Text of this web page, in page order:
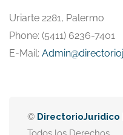
Uriarte 2281, Palermo
Phone: (5411) 6236-7401
E-Mail:
© DirectorioJuridico